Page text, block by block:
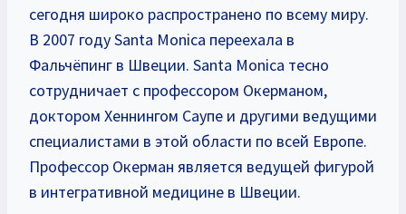
сегодня широко распространено по всему миру.
В 2007 году Santa Monica переехала в
Фальчёпинг в Швеции. Santa Monica тесно
сотрудничает с профессором Окерманом,
доктором Хеннингом Саупе и другими ведущими
специалистами в этой области по всей Европе.
Профессор Окерман является ведущей фигурой
в интегративной медицине в Швеции.